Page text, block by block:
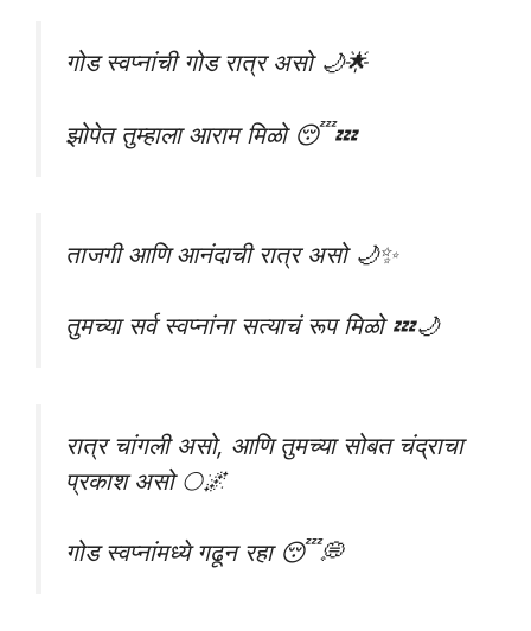
गोड स्वप्नांची गोड रात्र असो 🌙🌟
झोपेत तुम्हाला आराम मिळो 😴💤
ताजगी आणि आनंदाची रात्र असो 🌙✨
तुमच्या सर्व स्वप्नांना सत्याचं रूप मिळो 💤🌙
रात्र चांगली असो, आणि तुमच्या सोबत चंद्राचा
प्रकाश असो 🌕🌌
गोड स्वप्नांमध्ये गढून रहा 😴💭